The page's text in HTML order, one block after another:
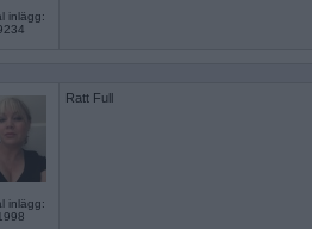
inlägg:
inlägg:
Ratt Full